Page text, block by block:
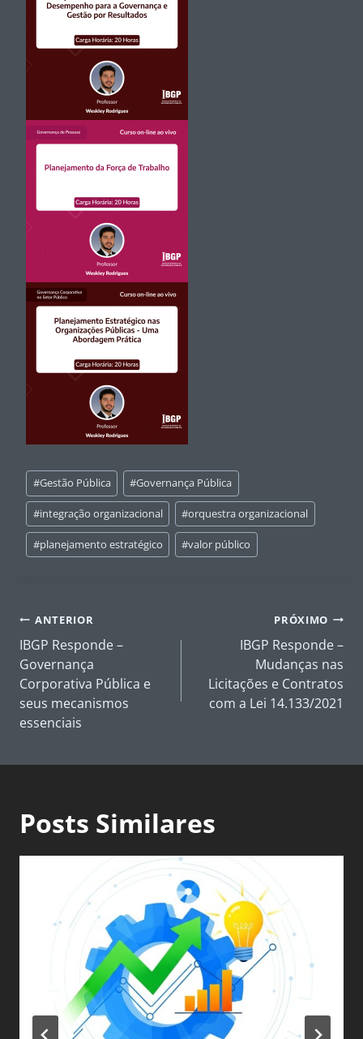
Tags
do
Post:
#Gestão Pública #Governança Pública
#integração organizacional #orquestra organizacional
#planejamento estratégico #valor público
Navegação
de
Post
ANTERIOR
IBGP Responde –
Governança
Corporativa Pública e
seus mecanismos
essenciais
PRÓXIMO
IBGP Responde –
Mudanças nas
Licitações e Contratos
com a Lei 14.133/2021
Posts Similares